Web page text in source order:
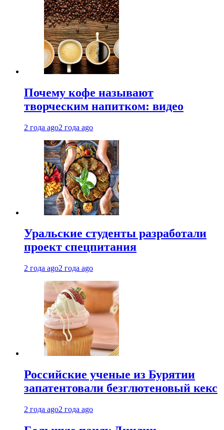
Почему кофе называют
творческим напитком: видео
2 года ago2 года ago
Уральские студенты разработали
проект спецпитания
2 года ago2 года ago
Российские ученые из Бурятии
запатентовали безглютеновый кекс
2 года ago2 года ago